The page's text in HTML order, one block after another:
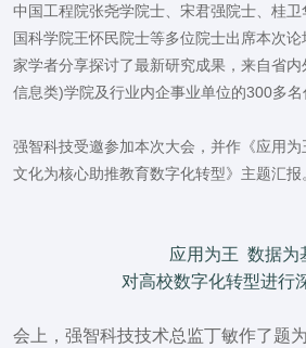
中国工程院张尧学院士、宋君强院士、桂
国科学院王怀民院士等多位院士出席本次
家学者分享探讨了最新研究成果，来自省内
信息类)学院及行业内企事业单位的300多名
强智科技受邀参加本次大会，并作《应用
文化为核心助推教育数字化转型》主题汇报
应用为王 数据为
对高校数字化转型进行
会上，强智科技技术总监丁敏作了题为